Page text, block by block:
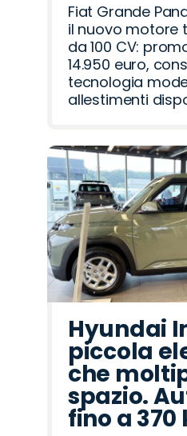
Fiat Grande
il nuovo motore
da 100 CV:
14.950 euro,
tecnologia
allestimenti
Hyundai
piccola
che
spazio.
fino a 370